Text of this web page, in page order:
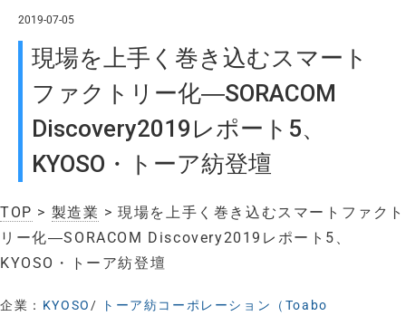
2019-07-05
現場を上手く巻き込むスマート
ファクトリー化―SORACOM
Discovery2019レポート5、
KYOSO・トーア紡登壇
TOP > 製造業 > 現場を上手く巻き込むスマートファクト
リー化―SORACOM Discovery2019レポート5、
KYOSO・トーア紡登壇
企業： KYOSO/
トーア紡コーポレーション（Toabo